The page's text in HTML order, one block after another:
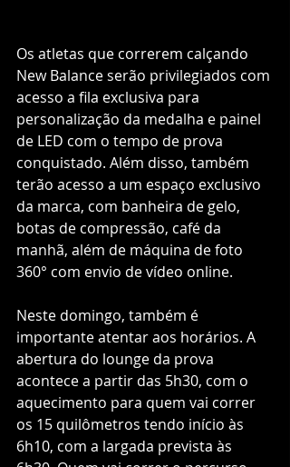
Os atletas que correrem calçando
New Balance serão privilegiados com
acesso a fila exclusiva para
personalização da medalha e painel
de LED com o tempo de prova
conquistado. Além disso, também
terão acesso a um espaço exclusivo
da marca, com banheira de gelo,
botas de compressão, café da
manhã, além de máquina de foto
360° com envio de vídeo online.
Neste domingo, também é
importante atentar aos horários. A
abertura do lounge da prova
acontece a partir das 5h30, com o
aquecimento para quem vai correr
os 15 quilômetros tendo início às
6h10, com a largada prevista às